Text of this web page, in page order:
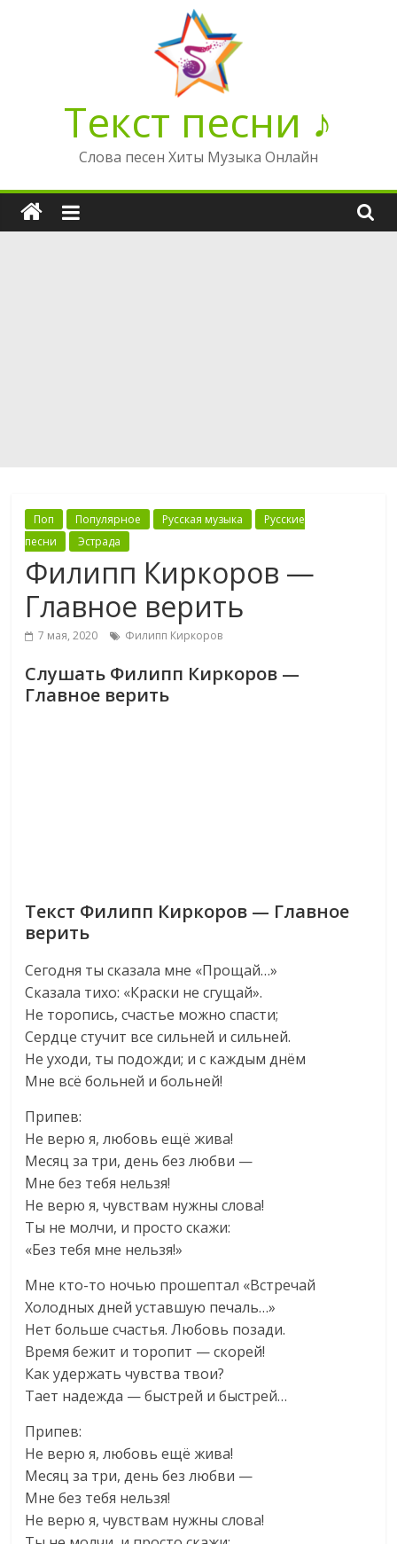
Текст песни ♪
Слова песен Хиты Музыка Онлайн
Поп Популярное Русская музыка
Русские
песни
Эстрада
Филипп Киркоров —
Главное верить
7 мая, 2020 Филипп Киркоров
Слушать Филипп Киркоров —
Главное верить
Текст Филипп Киркоров — Главное
верить
Сегодня ты сказала мне «Прощай…»
Сказала тихо: «Краски не сгущай».
Не торопись, счастье можно спасти;
Сердце стучит все сильней и сильней.
Не уходи, ты подожди; и с каждым днём
Мне всё больней и больней!
Припев:
Не верю я, любовь ещё жива!
Месяц за три, день без любви —
Мне без тебя нельзя!
Не верю я, чувствам нужны слова!
Ты не молчи, и просто скажи:
«Без тебя мне нельзя!»
Мне кто-то ночью прошептал «Встречай
Холодных дней уставшую печаль…»
Нет больше счастья. Любовь позади.
Время бежит и торопит — скорей!
Как удержать чувства твои?
Тает надежда — быстрей и быстрей…
Припев:
Не верю я, любовь ещё жива!
Месяц за три, день без любви —
Мне без тебя нельзя!
Не верю я, чувствам нужны слова!